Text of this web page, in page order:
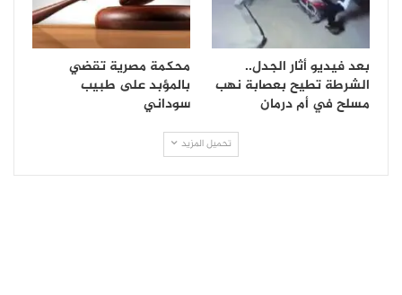
بعد فيديو أثار الجدل..
الشرطة تطيح بعصابة نهب
مسلح في أم درمان
محكمة مصرية تقضي
بالمؤبد على طبيب
سوداني
تحميل المزيد